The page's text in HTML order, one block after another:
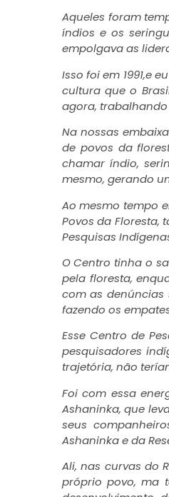
Aqueles foram
índios e os
empolgava as
Isso foi em 1991,e
cultura que o
agora,
Na nossas
de povos da
chamar índio,
mesmo, gerando
Ao mesmo tempo
Povos da Floresta,
Pesquisas
O Centro tinha o
pela floresta,
com as denúncias
fazendo os
Esse Centro de
pesquisadores
trajetória, não
Foi com essa
Ashaninka, que
seus
Ashaninka e da
Ali, nas curvas do
próprio povo, ma